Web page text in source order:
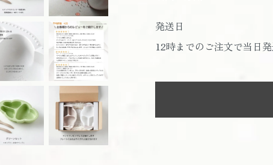
発送日
12時までのご注文で当日発